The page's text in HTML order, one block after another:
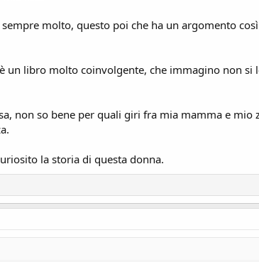
molto, questo poi che ha un argomento
un libro molto coinvolgente, che immagino non si
non so bene per quali giri fra mia mamma e mio
la storia di questa donna.